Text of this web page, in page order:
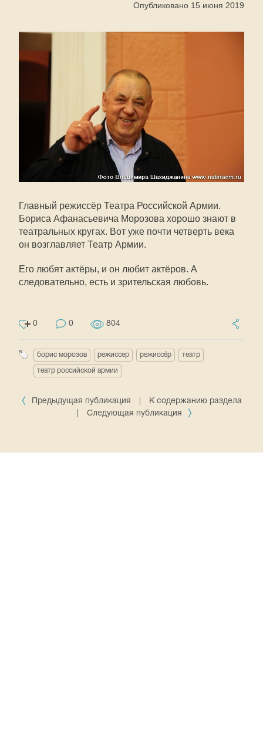
Опубликовано 15 июня 2019
Главный режиссёр Театра Российской Армии.
Бориса Афанасьевича Морозова хорошо знают в
театральных кругах. Вот уже почти четверть века
он возглавляет Театр Армии.
Его любят актёры, и он любит актёров. А
следовательно, есть и зрительская любовь.
0 0 804
борис морозов режиссер режиссёр театр
театр российской армии
Предыдущая публикация
К содержанию раздела
Следующая публикация